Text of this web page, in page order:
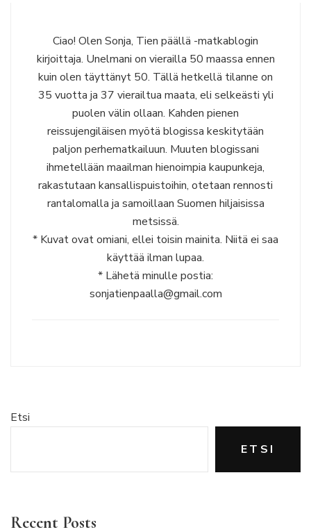
Ciao! Olen Sonja, Tien päällä -matkablogin
kirjoittaja. Unelmani on vierailla 50 maassa ennen
kuin olen täyttänyt 50. Tällä hetkellä tilanne on
35 vuotta ja 37 vierailtua maata, eli selkeästi yli
puolen välin ollaan. Kahden pienen
reissujengiläisen myötä blogissa keskitytään
paljon perhematkailuun. Muuten blogissani
ihmetellään maailman hienoimpia kaupunkeja,
rakastutaan kansallispuistoihin, otetaan rennosti
rantalomalla ja samoillaan Suomen hiljaisissa
metsissä.
* Kuvat ovat omiani, ellei toisin mainita. Niitä ei saa
käyttää ilman lupaa.
* Lähetä minulle postia:
sonjatienpaalla@gmail.com
Etsi
ETSI
Recent Posts